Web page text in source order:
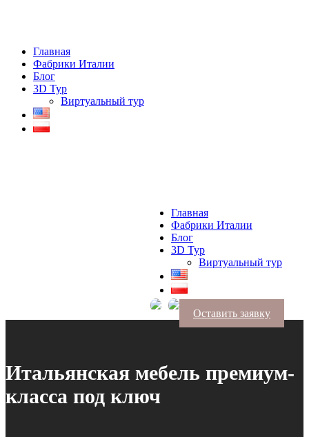
Главная
Фабрики Италии
Блог
3D Тур
Виртуальный тур
Главная
Фабрики Италии
Блог
3D Тур
Виртуальный тур
Оставить заявку
Итальянская мебель премиум-
класса под ключ